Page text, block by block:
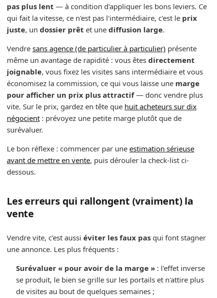
pas plus lent — à condition d'appliquer les bons leviers. Ce
qui fait la vitesse, ce n'est pas l'intermédiaire, c'est le prix
juste, un dossier prêt et une diffusion large.
Vendre sans agence (de particulier à particulier) présente
même un avantage de rapidité : vous êtes directement
joignable, vous fixez les visites sans intermédiaire et vous
économisez la commission, ce qui vous laisse une marge
pour afficher un prix plus attractif— donc vendre plus
vite. Sur le prix, gardez en tête que huit acheteurs sur dix
négocient : prévoyez une petite marge plutôt que de
surévaluer.
Le bon réflexe : commencer par une estimation sérieuse
avant de mettre en vente, puis dérouler la check-list ci-
dessous.
Les erreurs qui rallongent (vraiment) la
vente
Vendre vite, c'est aussi éviter les faux pas qui font stagner
une annonce. Les plus fréquents :
Surévaluer « pour avoir de la marge »: l'effet inverse
se produit, le bien se grille sur les portails et n'attire plus
de visites au bout de quelques semaines ;